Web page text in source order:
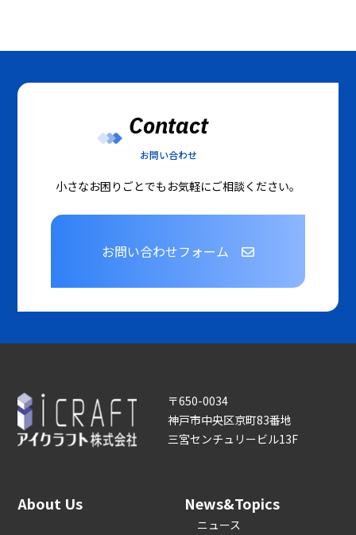
Contact
お問い合わせ
小さなお困りごとでもお気軽にご相談ください。
お問い合わせフォーム
〒650-0034
神戸市中央区京町83番地
三宮センチュリービル13F
About Us News&Topics
ニュース